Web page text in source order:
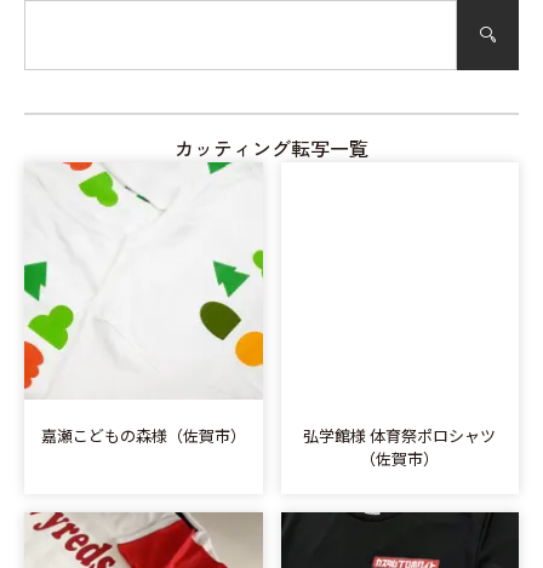
カッティング転写一覧
嘉瀬こどもの森様（佐賀市）
弘学館様 体育祭ポロシャツ
（佐賀市）